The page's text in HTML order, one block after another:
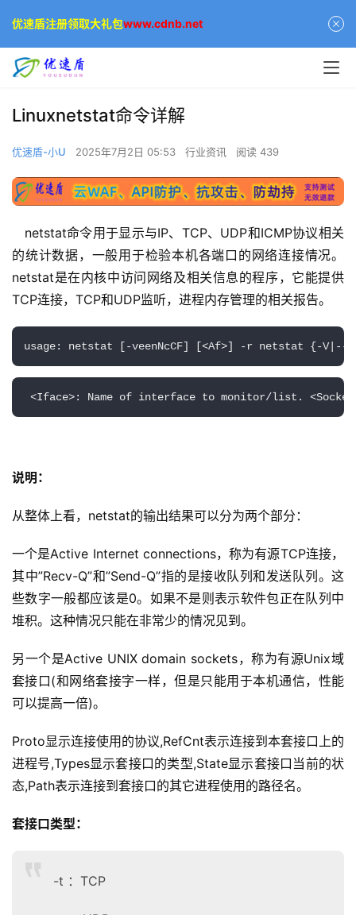
Linuxnetstat命令详解
优速盾-小U 2025年7月2日 05:53 行业资讯 阅读 439
netstat命令用于显示与IP、TCP、UDP和ICMP协议相关
的统计数据，一般用于检验本机各端口的网络连接情况。
netstat是在内核中访问网络及相关信息的程序，它能提供
TCP连接，TCP和UDP监听，进程内存管理的相关报告。
usage: netstat [-veenNcCF] [<Af>] -r netstat {-
<Iface>: Name of interface to monitor/list.
说明：
从整体上看，netstat的输出结果可以分为两个部分：
一个是Active Internet connections，称为有源TCP连接，
其中”Recv-Q”和”Send-Q”指的是接收队列和发送队列。这
些数字一般都应该是0。如果不是则表示软件包正在队列中
堆积。这种情况只能在非常少的情况见到。
另一个是Active UNIX domain sockets，称为有源Unix域
套接口(和网络套接字一样，但是只能用于本机通信，性能
可以提高一倍)。
Proto显示连接使用的协议,RefCnt表示连接到本套接口上的
进程号,Types显示套接口的类型,State显示套接口当前的状
态,Path表示连接到套接口的其它进程使用的路径名。
套接口类型：
-t ：TCP
优速盾注册领取大礼包www.cdnb.net